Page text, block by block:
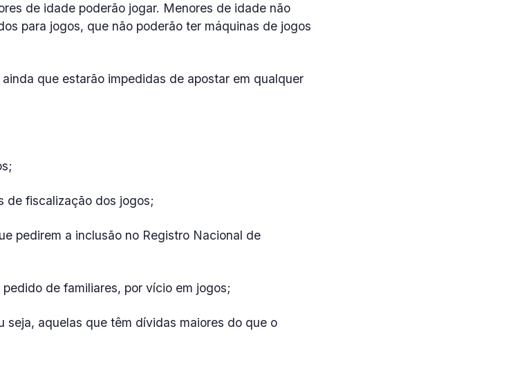
de idade poderão jogar. Menores de idade não
para jogos, que não poderão ter máquinas de jogos
que estarão impedidas de apostar em qualquer
de fiscalização dos jogos;
pedirem a inclusão no Registro Nacional de
de familiares, por vício em jogos;
seja, aquelas que têm dívidas maiores do que o